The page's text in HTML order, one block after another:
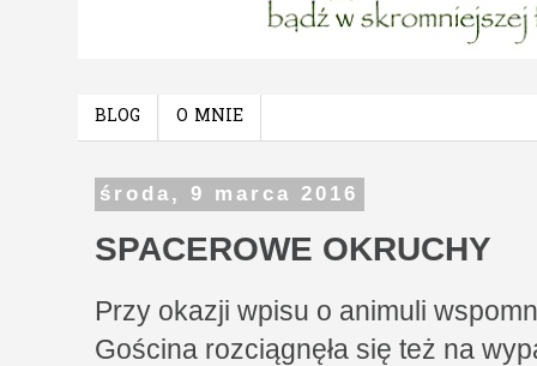
BLOG O MNIE
środa, 9 marca 2016
SPACEROWE OKRUCHY
Przy okazji wpisu o animuli
Gościna rozciągnęła się też na